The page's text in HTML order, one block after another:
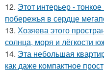
12. Этот интерьер -
побережья в сердце
13. Хозяева этого
солнца, моря и лёгкости
14. Эта небольшая
как даже компактное